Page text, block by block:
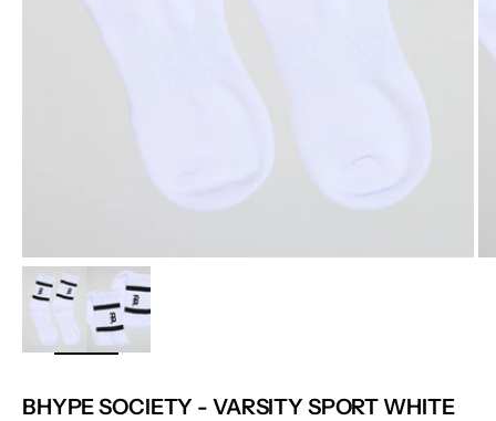
ZOOM
BHYPE SOCIETY - VARSITY SPORT WHITE